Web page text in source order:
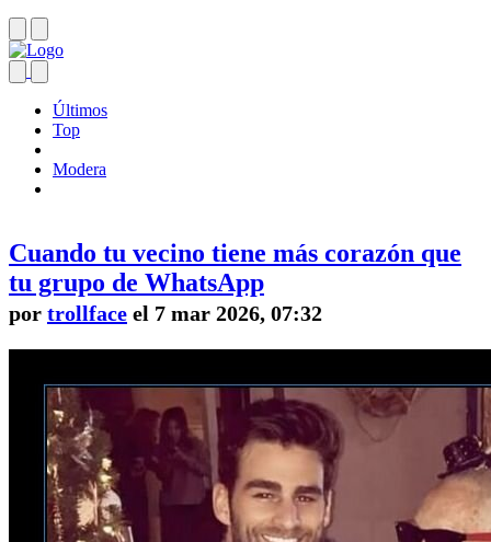
Últimos
Top
Modera
Cuando tu vecino tiene más corazón que
tu grupo de WhatsApp
por trollface el 7 mar 2026, 07:32